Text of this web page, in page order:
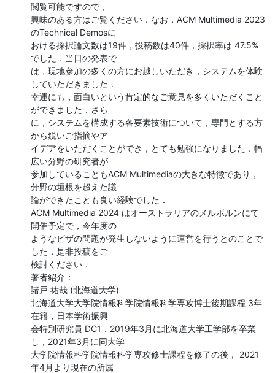
閲覧可能ですので，
興味のある方はご覧ください．なお，ACM Multimedia 2023
のTechnical Demosに
おける採択論文数は19件，投稿数は40件，採択率は 47.5%
でした．当日の発表で
は，現地参加の多くの方にお越しいただき，システムを体験
していただきました．
幸運にも，面白いという肯定的なご意見を多くいただくこと
ができました．さら
に，システムを構成する各要素技術について，専門とする方
から鋭いご指摘やア
イデアをいただくことができ，とても勉強になりました．幅
広い分野の研究者が
参加していることもACM Multimediaの大きな特徴であり，
分野の垣根を超えた議
論ができたことも良い経験でした．
ACM Multimedia 2024 はオーストラリアのメルボルンにて
開催予定で，今年度の
ようなビザの問題が発生しないように運営を行うとのことで
した．是非投稿をご
検討ください．
著者紹介：
諸戸 祐哉 (北海道大学)
北海道大学大学院情報科学院情報科学専攻博士後期課程 3年
在籍，日本学術振興
会特別研究員 DC1．2019年3月に北海道大学工学部を卒業
し，2021年3月に同大学
大学院情報科学院情報科学専攻修士課程を修了の後， 2021
年4月より現在の所属